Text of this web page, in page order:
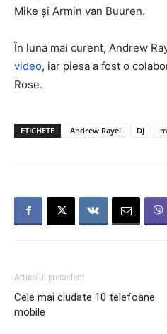
Mike și Armin van Buuren.
În luna mai curent, Andrew
video, iar piesa a fost o
Rose.
ETICHETE Andrew Rayel DJ
Articolul precedent
Cele mai ciudate 10 telefoane
mobile